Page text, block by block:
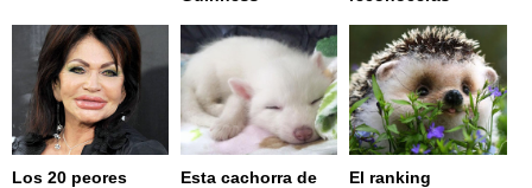
Los 20 peores
Esta cachorra de
El ranking